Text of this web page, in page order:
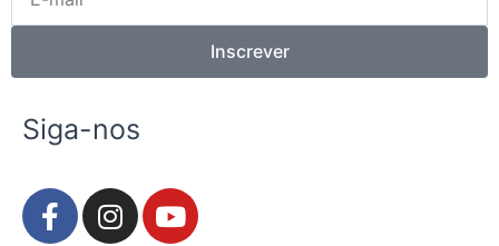
mail
Inscrever
Siga-nos
F
a
I
n
Y
o